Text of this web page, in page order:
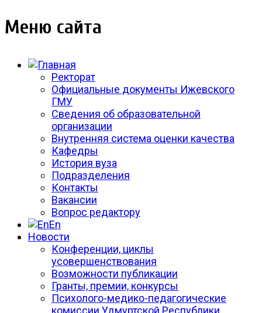
Меню сайта
Ректорат
Официальные документы Ижевского
ГМУ
Сведения об образовательной
организации
Внутренняя система оценки качества
Кафедры
История вуза
Подразделения
Контакты
Вакансии
Вопрос редактору
En
Новости
Конференции, циклы
усовершенствования
Возможности публикации
Гранты, премии, конкурсы
Психолого-медико-педагогические
комиссии Удмуртской Республики